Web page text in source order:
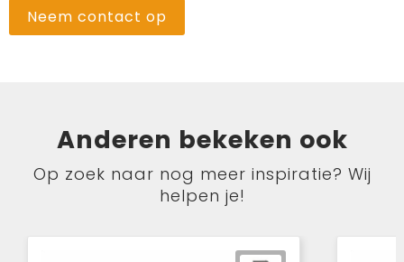
Neem contact op
Anderen bekeken ook
Op zoek naar nog meer inspiratie? Wij
helpen je!